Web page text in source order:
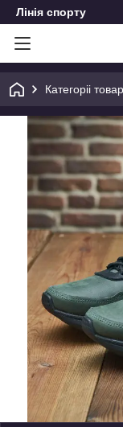
Лінія спорту
Категоріі